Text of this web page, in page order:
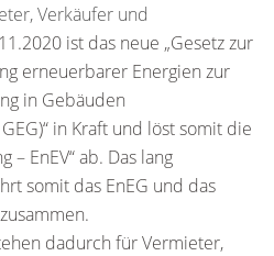
Verkäufer und
ist das neue „Gesetz zur
erneuerbarer Energien zur
in Gebäuden
in Kraft und löst somit die
– EnEV“ ab. Das lang
somit das EnEG und das
dadurch für Vermieter,